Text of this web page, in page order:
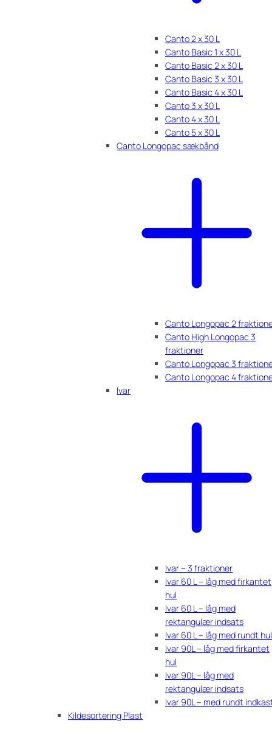
Canto 2 x 30 L
Canto Basic 1 x 30 L
Canto Basic 2 x 30 L
Canto Basic 3 x 30 L
Canto Basic 4 x 30 L
Canto 3 x 30 L
Canto 4 x 30 L
Canto 5 x 30 L
Canto Longopac sækbånd
Canto Longopac 2
Canto High Longopac 3
fraktioner
Canto Longopac 3
Canto Longopac 4
Ivar
Ivar – 3 fraktioner
Ivar 60 L – låg med firkantet
hul
Ivar 60 L – låg med
rektangulær indsats
Ivar 60 L – låg med rundt hul
Ivar 90L – låg med firkantet
hul
Ivar 90L – låg med
rektangulær indsats
Ivar 90L – med rundt
Kildesortering Plast